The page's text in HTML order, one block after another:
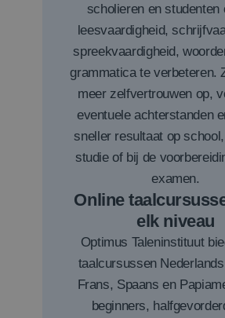
scholieren en studenten
leesvaardigheid,
spreekvaardigheid,
grammatica te verbeteren.
meer zelfvertrouwen op,
eventuele achterstanden
sneller resultaat op
studie of bij de
examen.
Online
elk niveau
Optimus Taleninstituut
taalcursussen
Frans, Spaans en
beginners,